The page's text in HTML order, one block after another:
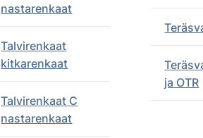
nastarenkaat
Talvirenkaat
kitkarenkaat
Talvirenkaat C
nastarenkaat
ja OTR